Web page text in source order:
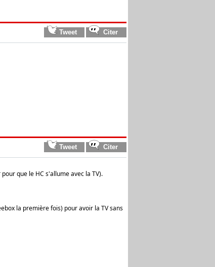
que le HC s'allume avec la TV).
la première fois) pour avoir la TV sans